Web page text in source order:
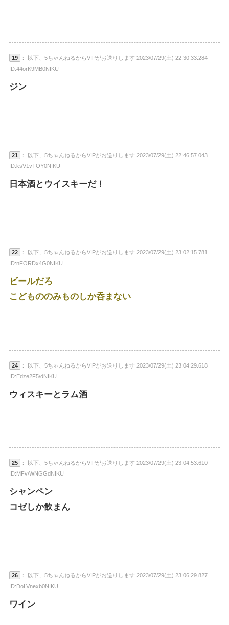
19
： 以下、5ちゃんねるからVIPがお送りします 2023/07/29(土) 22:30:33.284
ID:44orK9MB0NIKU
ジン
21
： 以下、5ちゃんねるからVIPがお送りします 2023/07/29(土) 22:46:57.043
ID:ksV1vTOY0NIKU
日本酒とウイスキーだ！
22
： 以下、5ちゃんねるからVIPがお送りします 2023/07/29(土) 23:02:15.781
ID:nFORDx4G0NIKU
ビールだろ
こどもののみものしか呑まない
24
： 以下、5ちゃんねるからVIPがお送りします 2023/07/29(土) 23:04:29.618
ID:Edze2F5/dNIKU
ウィスキーとラム酒
25
： 以下、5ちゃんねるからVIPがお送りします 2023/07/29(土) 23:04:53.610
ID:MFv/WNGGdNIKU
シャンペン
コゼしか飲まん
26
： 以下、5ちゃんねるからVIPがお送りします 2023/07/29(土) 23:06:29.827
ID:DoLVnexb0NIKU
ワイン